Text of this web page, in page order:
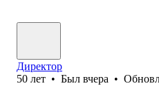
Директор
50 лет • Был вчера •